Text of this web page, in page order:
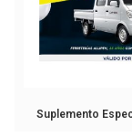
Suplemento